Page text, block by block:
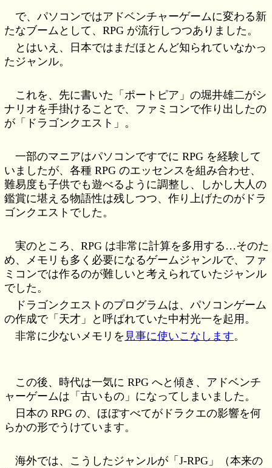
で、パソコンではアドベンチャーゲームに変わる新
たなブームとして、RPG が流行しつつありました。
とはいえ、日本ではまだほとんど知られていなかっ
たジャンル。
これを、先に書いた「ポートピア」の堀井雄二がシ
ナリオを手掛けることで、ファミコンで作り出したの
が「ドラゴンクエスト」。
一部のマニアはパソコンですでに RPG を経験して
いましたが、各種 RPG のエッセンスを組み合わせ、
難易度も子供でも遊べるように調整し、しかし大人の
鑑賞に堪える物語性は残しつつ、作り上げたのがドラ
ゴンクエストでした。
実のところ、RPG は非常に計算を多用する…そのた
め、メモリも多く必要になるゲームジャンルで、ファ
ミコンでは作るのが難しいと考えられていたジャンル
でした。
ドラゴンクエストのプログラムは、パソコンゲーム
の作成で「天才」と呼ばれていた中村光一を起用。
非常に少ないメモリを 見事に使いこなします。
この後、時代は一気に RPG へと傾き、アドベンチ
ャーゲームは「古いもの」になってしまいました。
日本の RPG の、ほぼすべてがドラクエの影響を何
らかの形でうけています。
海外では、こうしたジャンルが「J-RPG」（本来の